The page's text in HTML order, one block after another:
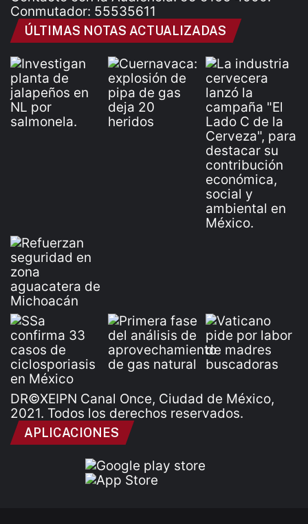
Conmutador: 55535611
ÚLTIMAS NOTAS ACTUALIZADAS
DR©XEIPN Canal Once, Ciudad de México,
2021. Todos los derechos reservados.
APLICACIONES